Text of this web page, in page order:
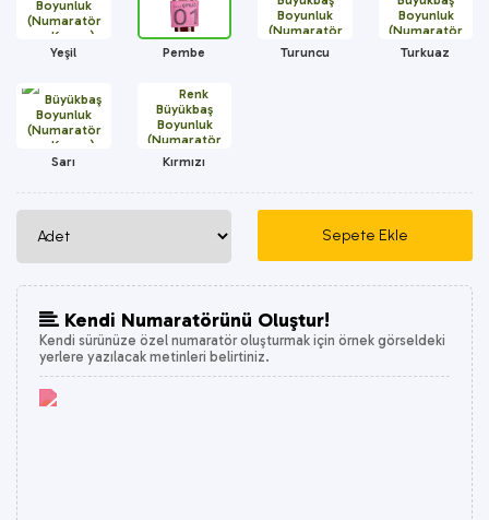
Yeşil Pembe Turuncu Turkuaz
Sarı Kırmızı
Kendi Numaratörünü Oluştur!
Kendi sürünüze özel numaratör oluşturmak için örnek görseldeki
yerlere yazılacak metinleri belirtiniz.